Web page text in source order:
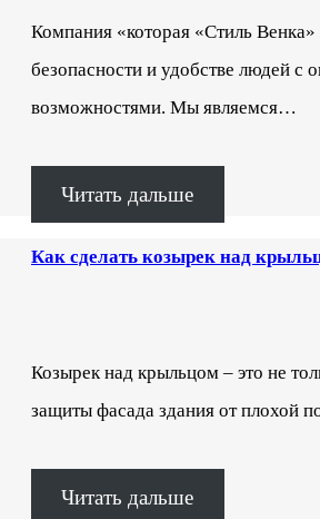
Компания «которая «Стиль Венка»
безопасности и удобстве людей с
возможностями. Мы являемся…
Читать дальше
Как сделать козырек над
Козырек над крыльцом – это не
защиты фасада здания от плохой
Читать дальше